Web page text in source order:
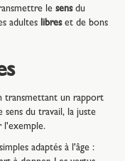
le sensdu
adultes libreset de bons
transmettant un rapport
sens du travail, la juste
l'exemple.
adaptés à l'âge :